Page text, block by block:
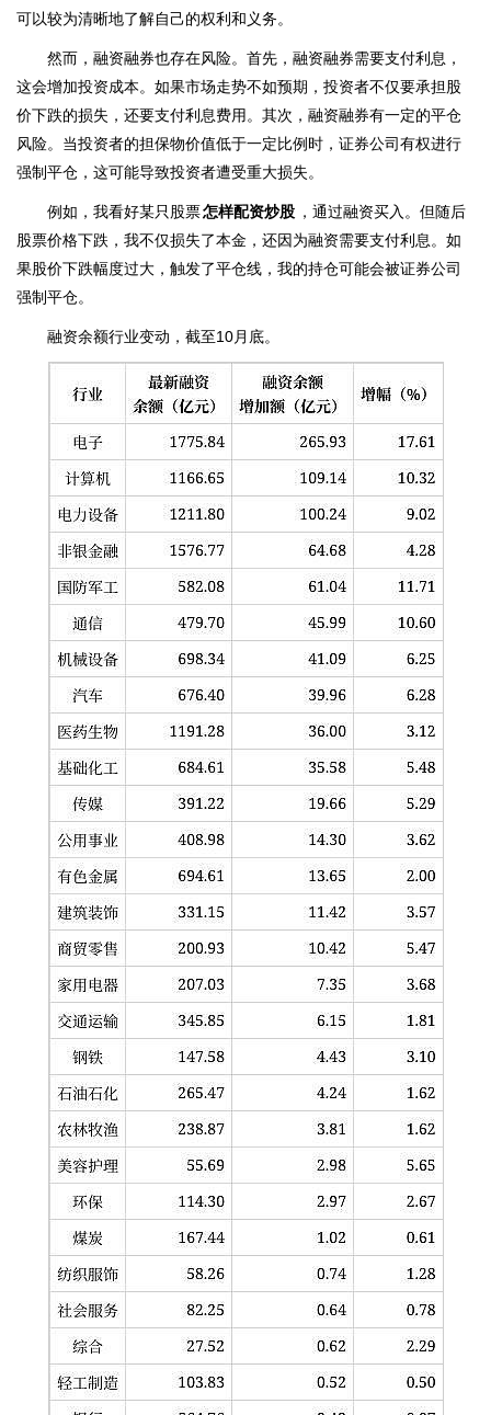
可以较为清晰地了解自己的权利和义务。
然而，融资融券也存在风险。首先，融资融券需要支付利息，
这会增加投资成本。如果市场走势不如预期，投资者不仅要承担股
价下跌的损失，还要支付利息费用。其次，融资融券有一定的平仓
风险。当投资者的担保物价值低于一定比例时，证券公司有权进行
强制平仓，这可能导致投资者遭受重大损失。
例如，我看好某只股票怎样配资炒股 ，通过融资买入。但随后
股票价格下跌，我不仅损失了本金，还因为融资需要支付利息。如
果股价下跌幅度过大，触发了平仓线，我的持仓可能会被证券公司
强制平仓。
融资余额行业变动，截至10月底。